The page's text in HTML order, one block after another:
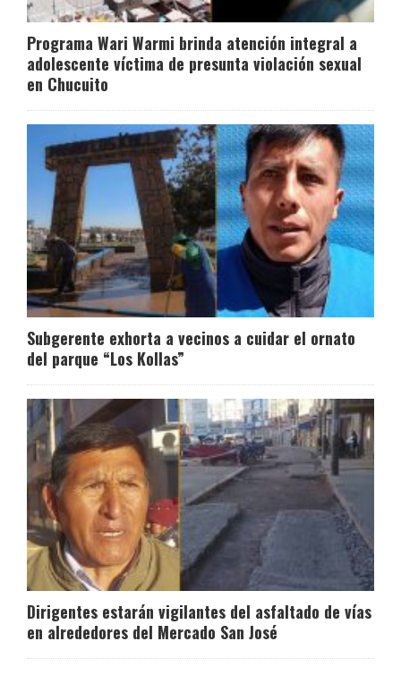
Programa Wari Warmi brinda atención integral a
adolescente víctima de presunta violación sexual
en Chucuito
Subgerente exhorta a vecinos a cuidar el ornato
del parque “Los Kollas”
Dirigentes estarán vigilantes del asfaltado de vías
en alrededores del Mercado San José